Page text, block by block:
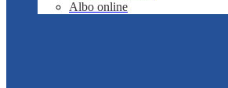
Albo online